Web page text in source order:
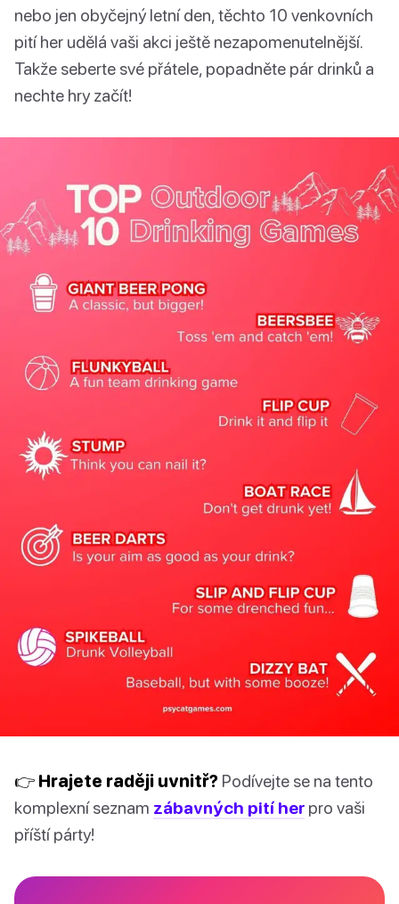
nebo jen obyčejný letní den, těchto 10 venkovních
pití her udělá vaši akci ještě nezapomenutelnější.
Takže seberte své přátele, popadněte pár drinků a
nechte hry začít!
👉 Hrajete raději uvnitř? Podívejte se na tento
komplexní seznam zábavných pití her pro vaši
příští párty!